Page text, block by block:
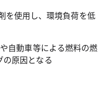
を使用し、環境負荷を低
自動車等による燃料の燃
原因となる